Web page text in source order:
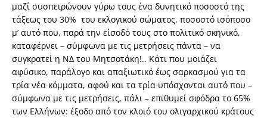
μαζί συσπειρώνουν γύρω τους ένα δυνητικό ποσοστό της
τάξεως του 30% του εκλογικού σώματος, ποσοστό ισόποσο
μ’ αυτό που, παρά την είσοδό τους στο πολιτικό σκηνικό,
καταφέρνει – σύμφωνα με τις μετρήσεις πάντα – να
συγκρατεί η ΝΔ του Μητσοτάκη!.. Κάτι που μοιάζει
αφύσικο, παράλογο και απαξιωτικό έως σαρκασμού για τα
τρία νέα κόμματα, αφού και τα τρία υπόσχονται αυτό που –
σύμφωνα με τις μετρήσεις, πάλι – επιθυμεί σφόδρα το 65%
των Ελλήνων: έξοδο από τον κλοιό του ολιγαρχικού κράτους